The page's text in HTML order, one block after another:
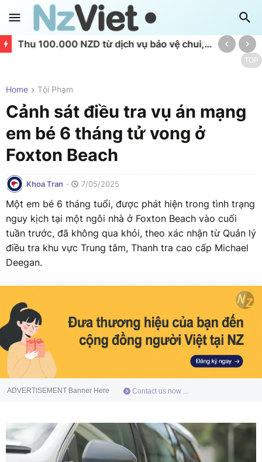
Thu 100.000 NZD từ dịch vụ bảo vệ chui, một đối tượng bị hầu tòa
TOP
Home Tội Phạm
Cảnh sát điều tra vụ án mạng
em bé 6 tháng tử vong ở
Foxton Beach
Khoa Tran - 7/05/2025
Một em bé 6 tháng tuổi, được phát hiện trong tình trạng
nguy kịch tại một ngôi nhà ở Foxton Beach vào cuối
tuần trước, đã không qua khỏi, theo xác nhận từ Quản lý
điều tra khu vực Trung tâm, Thanh tra cao cấp Michael
Deegan.
ADVERTISEMENT Banner Here Contact us now ...